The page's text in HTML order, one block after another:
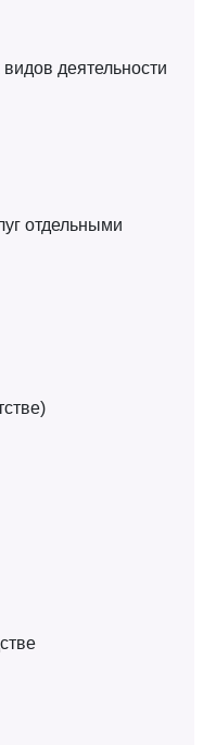
деятельности
отдельными